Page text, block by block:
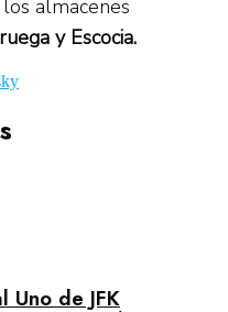
almacenes
y Escocia.
Uno de JFK